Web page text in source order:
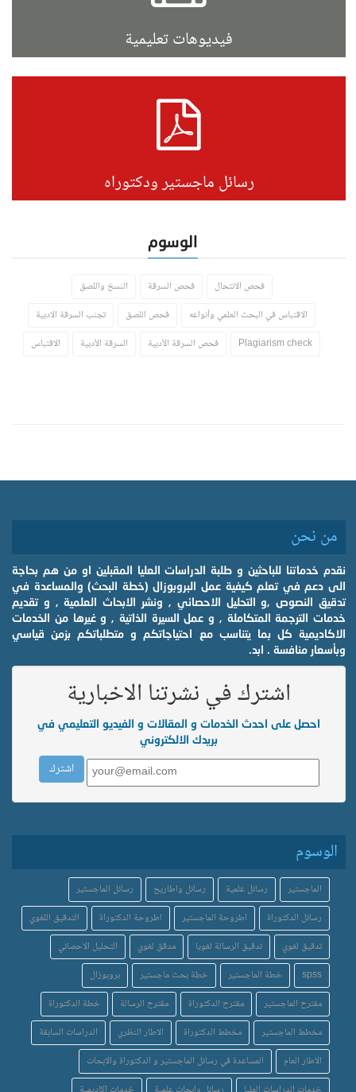
فيديوهات تعليمية
رسائل ماجستير ودكتوراه
الوسوم
فحص الانتحال فحص السرقة
النسخ واللصق
الاقتباس في البحث العلمي وأنواعه
فحص اللصق
تجنب السرقة الادبية
Plagiarism check
فحص السرقة الأدبية السرقة الأدبية الاقتباس
من نحن
نقدم خدماتنا للباحثين و طلبة الدراسات العليا المقبلين او من هم بحاجة
الى دعم في تعلم كيفية عمل البروبوزال (خطة البحث) والمساعدة في
تدقيق النصوص ,و التحليل الاحصائي , ونشر الابحاث العلمية , و تقديم
خدمات الترجمة المتكاملة , و عمل السيرة الذاتية , و غيرها من الخدمات
الاكاديمية كل بما يتناسب مع احتياجاتكم و متطلباتكم بزمن قياسي
وبأسعار منافسة . ابد.
اشترك في نشرتنا الاخبارية
احصل على احدث الخدمات و المقالات و الفيديو التعليمي في
بريدك الالكتروني
الوسوم
الماجستير رسائل علمية رسائل واطاريح
رسائل الماجستير
رسائل الدكتوراة
اطروحة الماجستير اطروحة الدكتوراة
التدقيق اللغوي
تدقيق لغوي
تدقيق الرسالة لغويا مدقق لغوي
التحليل الاحصائي
spss
خطة الماجستير خطة بحث ماجستير
بروبوزال
مقترح الماجستير
مقترح الدكتوراة مقترح الرسالة
خطة الدكتوراة
مخطط الماجستير
مخطط الدكتوراة الاطار النظري
الدراسات السابقة
الاطار العام
المساعدة في رسائل الماجستير و الدكتوراة والابحاث